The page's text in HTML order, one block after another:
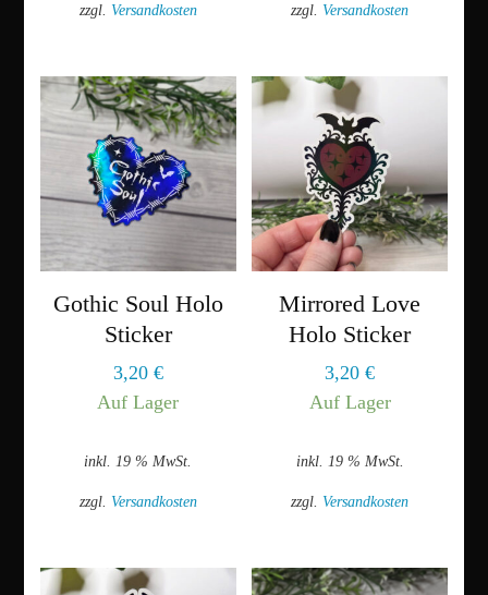
zzgl. Versandkosten zzgl. Versandkosten
Produkt
weist
mehrere
Varianten
auf.
Die
Optionen
können
auf
der
gewählt
werden
Gothic Soul Holo
Sticker
3,20 €
Auf Lager
inkl. 19 % MwSt.
zzgl. Versandkosten
Mirrored Love
Holo Sticker
3,20€
Auf Lager
inkl. 19 % MwSt.
zzgl. Versandkosten